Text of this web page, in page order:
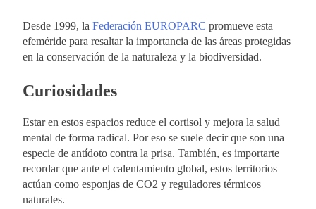
Desde 1999, la Federación EUROPARC promueve esta
efeméride para resaltar la importancia de las áreas protegidas
en la conservación de la naturaleza y la biodiversidad.
Curiosidades
Estar en estos espacios reduce el cortisol y mejora la salud
mental de forma radical. Por eso se suele decir que son una
especie de antídoto contra la prisa. También, es importarte
recordar que ante el calentamiento global, estos territorios
actúan como esponjas de CO2 y reguladores térmicos
naturales.